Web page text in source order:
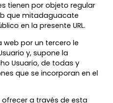
tienen por objeto regular
que mitadaguacate
en la presente URL.
web por un tercero le
y, supone la
Usuario, de todas y
que se incorporan en el
ofrecer a través de esta